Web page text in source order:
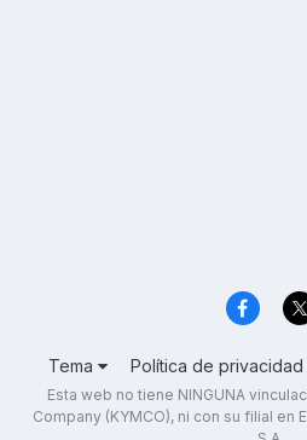
Tema Política de privacidad
Esta web no tiene NINGUNA
Company (KYMCO), ni con su filial en